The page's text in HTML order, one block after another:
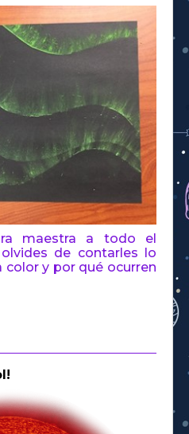
maestra a todo el
de contarles lo
color y por qué ocurren